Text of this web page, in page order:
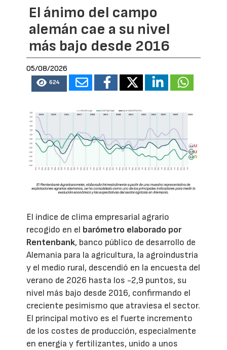
El ánimo del campo
alemán cae a su nivel
más bajo desde 2016
05/08/2026
624
El índice de clima empresarial agrario
recogido en el barómetro elaborado por
Rentenbank, banco público de desarrollo de
Alemania para la agricultura, la agroindustria
y el medio rural, descendió en la encuesta del
verano de 2026 hasta los -2,9 puntos, su
nivel más bajo desde 2016, confirmando el
creciente pesimismo que atraviesa el sector.
El principal motivo es el fuerte incremento
de los costes de producción, especialmente
en energía y fertilizantes, unido a unos